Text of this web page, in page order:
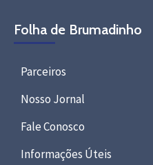
Folha de Brumadinho
Parceiros
Nosso Jornal
Fale Conosco
Informações Úteis